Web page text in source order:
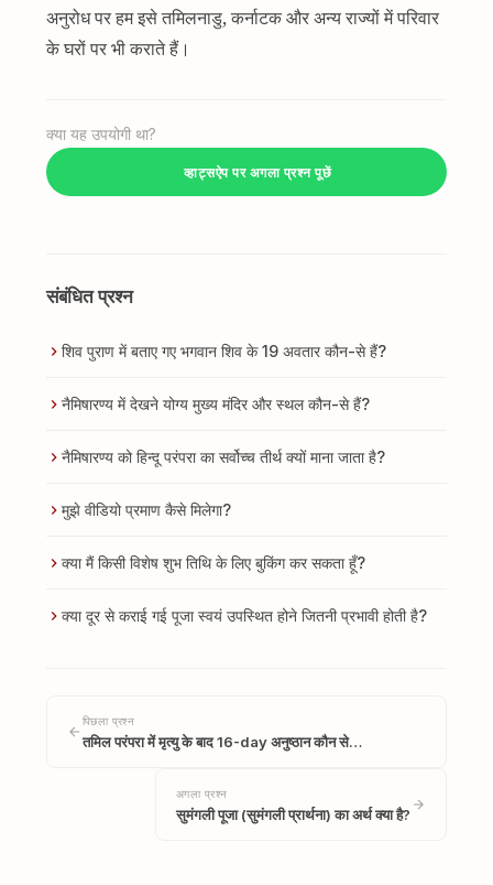
अनुरोध पर हम इसे तमिलनाडु, कर्नाटक और अन्य राज्यों में परिवार
के घरों पर भी कराते हैं।
क्या यह उपयोगी था?
व्हाट्सऐप पर अगला प्रश्न पूछें
संबंधित प्रश्न
शिव पुराण में बताए गए भगवान शिव के 19 अवतार कौन-से हैं?
नैमिषारण्य में देखने योग्य मुख्य मंदिर और स्थल कौन-से हैं?
नैमिषारण्य को हिन्दू परंपरा का सर्वोच्च तीर्थ क्यों माना जाता है?
मुझे वीडियो प्रमाण कैसे मिलेगा?
क्या मैं किसी विशेष शुभ तिथि के लिए बुकिंग कर सकता हूँ?
क्या दूर से कराई गई पूजा स्वयं उपस्थित होने जितनी प्रभावी होती है?
पिछला प्रश्न
तमिल परंपरा में मृत्यु के बाद 16-day अनुष्ठान कौन से…
अगला प्रश्न
सुमंगली पूजा (सुमंगली प्रार्थना) का अर्थ क्या है?